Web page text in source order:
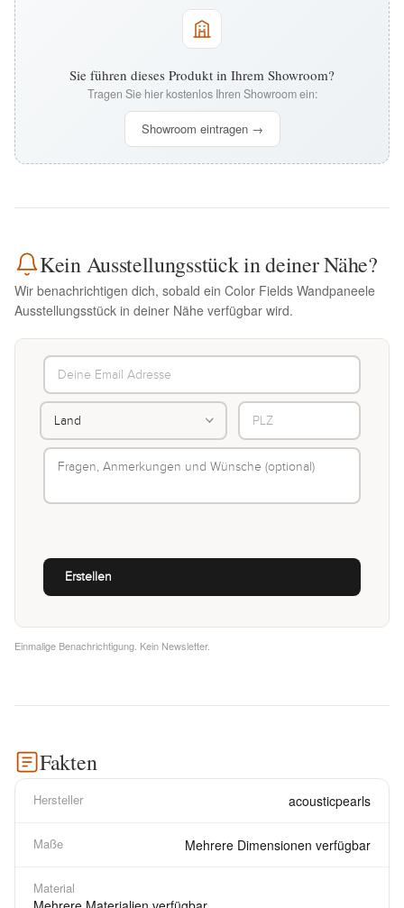
Sie führen dieses Produkt in Ihrem Showroom?
Tragen Sie hier kostenlos Ihren Showroom ein:
Showroom eintragen →
Kein Ausstellungsstück in deiner Nähe?
Wir benachrichtigen dich, sobald ein Color Fields Wandpaneele
Ausstellungsstück in deiner Nähe verfügbar wird.
Einmalige Benachrichtigung. Kein Newsletter.
Fakten
Hersteller acousticpearls
Maße Mehrere Dimensionen verfügbar
Material